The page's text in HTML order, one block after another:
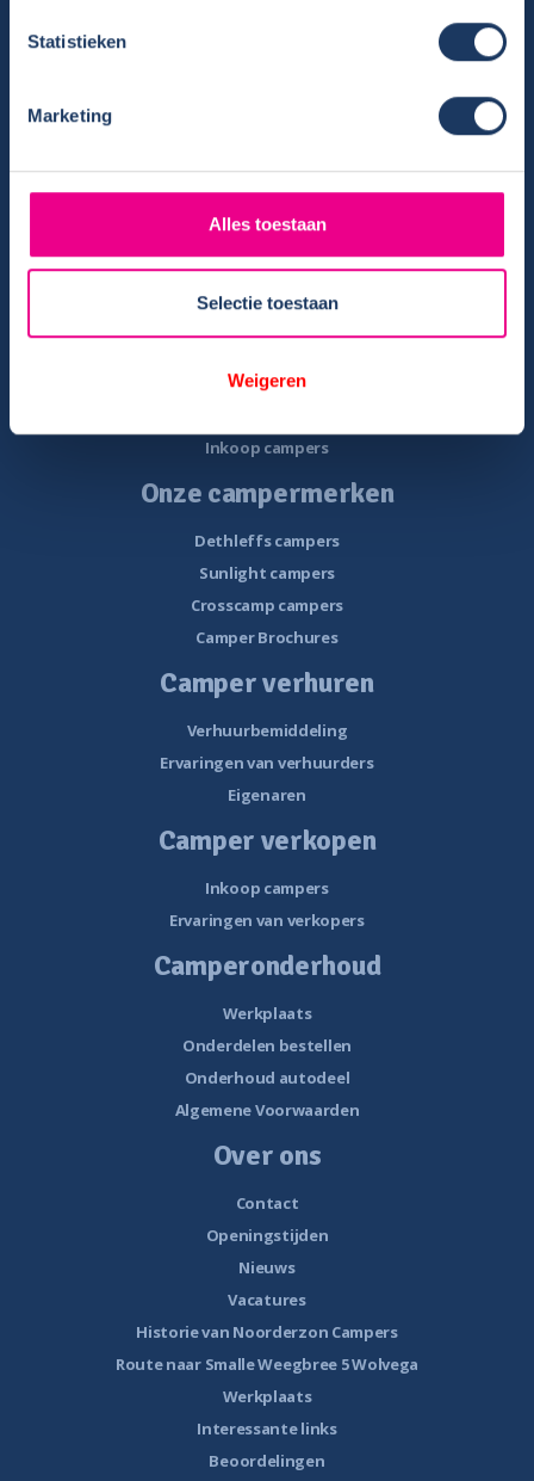
Statistieken
Marketing
Alles toestaan
Selectie toestaan
Weigeren
Overzicht campers te koop
Algemene voorwaarden
Inkoop campers
Onze campermerken
Dethleffs campers
Sunlight campers
Crosscamp campers
Camper Brochures
Camper verhuren
Verhuurbemiddeling
Ervaringen van verhuurders
Eigenaren
Camper verkopen
Inkoop campers
Ervaringen van verkopers
Camperonderhoud
Werkplaats
Onderdelen bestellen
Onderhoud autodeel
Algemene Voorwaarden
Over ons
Contact
Openingstijden
Nieuws
Vacatures
Historie van Noorderzon Campers
Route naar Smalle Weegbree 5 Wolvega
Werkplaats
Interessante links
Beoordelingen